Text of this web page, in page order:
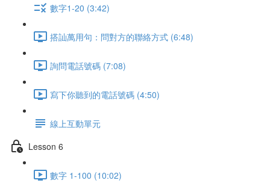
數字1-20 (3:42)
搭訕萬用句：問對方的聯絡方式 (6:48)
詢問電話號碼 (7:08)
寫下你聽到的電話號碼 (4:50)
線上互動單元
Lesson 6
數字 1-100 (10:02)